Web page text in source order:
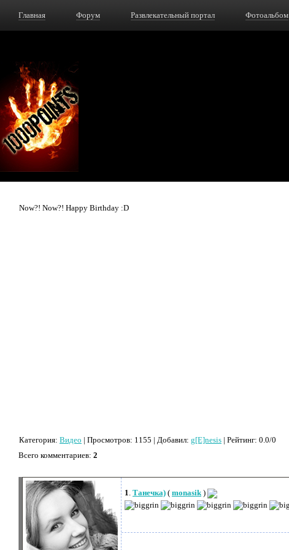
Главная Форум Развлекательный портал Фотоальбом
Now?! Now?! Happy Birthday :D
Категория: Видео | Просмотров: 1155 | Добавил: g[E]nesis | Рейтинг: 0.0/0
Всего комментариев: 2
1. Танечка) ( monasik)